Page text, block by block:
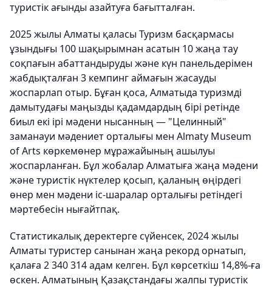
туристік ағынды азайтуға бағытталған.
2025 жылы Алматы қаласы Туризм басқармасы
ұзындығы 100 шақырымнан асатын 10 жаңа тау
соқпағын абаттандыруды және күн панельдерімен
жабдықталған 3 кемпинг аймағын жасауды
жоспарлап отыр. Бұған қоса, Алматыда туризмді
дамытудағы маңызды қадамдардың бірі ретінде
биыл екі ірі мәдени нысанның — "Целинный"
заманауи мәдениет орталығы мен Almaty Museum
of Arts көркемөнер мұражайының ашылуы
жоспарланған. Бұл жобалар Алматыға жаңа мәдени
және туристік нүктелер қосып, қаланың өңірдегі
өнер мен мәдени іс-шаралар орталығы ретіндегі
мәртебесін нығайтпақ.
Статистикалық деректерге сүйенсек, 2024 жылы
Алматы туристер санынан жаңа рекорд орнатып,
қалаға 2 340 314 адам келген. Бұл көрсеткіш 14,8%-ға
өскен. Алматының Қазақстандағы жалпы туристік